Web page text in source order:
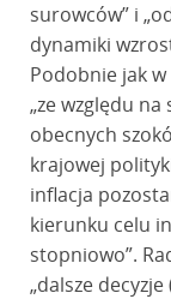
surowców” i
dynamiki
Podobnie jak w
„ze względu na
obecnych
krajowej
inflacja
kierunku celu
stopniowo”.
„dalsze